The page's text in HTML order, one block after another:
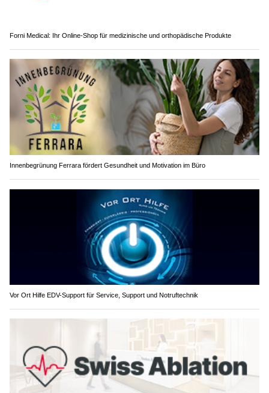
Forni Medical: Ihr Online-Shop für medizinische und orthopädische Produkte
Innenbegrünung Ferrara fördert Gesundheit und Motivation im Büro
Vor Ort Hilfe EDV-Support für Service, Support und Notruftechnik